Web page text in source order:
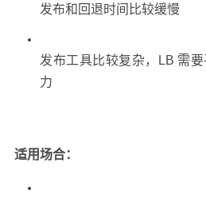
发布工具比较复杂，LB 需
适用场合：